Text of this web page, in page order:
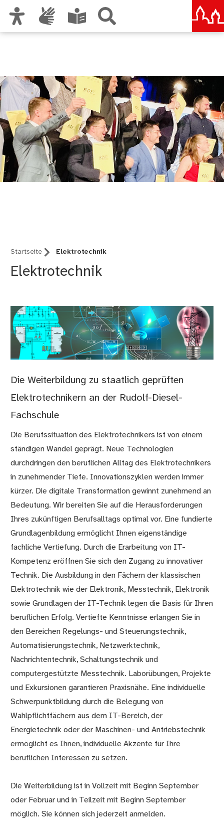
Startseite Elektrotechnik
Elektrotechnik
Die Weiterbildung zu staatlich geprüften
Elektrotechnikern an der Rudolf-Diesel-
Fachschule
Die Berufssituation des Elektrotechnikers ist von einem
ständigen Wandel geprägt. Neue Technologien
durchdringen den beruflichen Alltag des Elektrotechnikers
in zunehmender Tiefe. Innovationszyklen werden immer
kürzer. Die digitale Transformation gewinnt zunehmend an
Bedeutung. Wir bereiten Sie auf die Herausforderungen
Ihres zukünftigen Berufsalltags optimal vor. Eine fundierte
Grundlagenbildung ermöglicht Ihnen eigenständige
fachliche Vertiefung. Durch die Erarbeitung von IT-
Kompetenz eröffnen Sie sich den Zugang zu innovativer
Technik. Die Ausbildung in den Fächern der klassischen
Elektrotechnik wie der Elektronik, Messtechnik, Elektronik
sowie Grundlagen der IT-Technik legen die Basis für Ihren
beruflichen Erfolg. Vertiefte Kenntnisse erlangen Sie in
den Bereichen Regelungs- und Steuerungstechnik,
Automatisierungstechnik, Netzwerktechnik,
Nachrichtentechnik, Schaltungstechnik und
computergestützte Messtechnik. Laborübungen, Projekte
und Exkursionen garantieren Praxisnähe. Eine individuelle
Schwerpunktbildung durch die Belegung von
Wahlpflichtfächern aus dem IT-Bereich, der
Energietechnik oder der Maschinen- und Antriebstechnik
ermöglicht es Ihnen, individuelle Akzente für Ihre
beruflichen Interessen zu setzen.
Die Weiterbildung ist in Vollzeit mit Beginn September
oder Februar und in Teilzeit mit Beginn September
möglich. Sie können sich jederzeit anmelden.